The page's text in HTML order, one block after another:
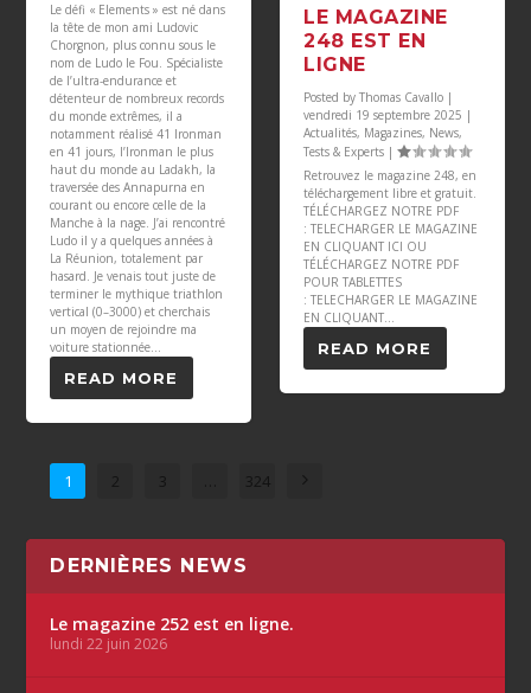
Le défi « Elements » est né dans
la tête de mon ami Ludovic
Chorgnon, plus connu sous le
nom de Ludo le Fou. Spécialiste
de l’ultra-endurance et
détenteur de nombreux records
du monde extrêmes, il a
notamment réalisé 41 Ironman
en 41 jours, l’Ironman le plus
haut du monde au Ladakh, la
traversée des Annapurna en
courant ou encore celle de la
Manche à la nage. J’ai rencontré
Ludo il y a quelques années à
La Réunion, totalement par
hasard. Je venais tout juste de
terminer le mythique triathlon
vertical (0–3000) et cherchais
un moyen de rejoindre ma
voiture stationnée...
READ MORE
LE MAGAZINE
248 EST EN
LIGNE
Posted by Thomas Cavallo |
vendredi 19 septembre 2025 |
Actualités, Magazines, News,
Tests & Experts |
Retrouvez le magazine 248, en
téléchargement libre et gratuit.
TÉLÉCHARGEZ NOTRE PDF
: TELECHARGER LE MAGAZINE
EN CLIQUANT ICI OU
TÉLÉCHARGEZ NOTRE PDF
POUR TABLETTES
: TELECHARGER LE MAGAZINE
EN CLIQUANT...
READ MORE
1 2 3 324
DERNIÈRES NEWS
Le magazine 252 est en ligne.
lundi 22 juin 2026